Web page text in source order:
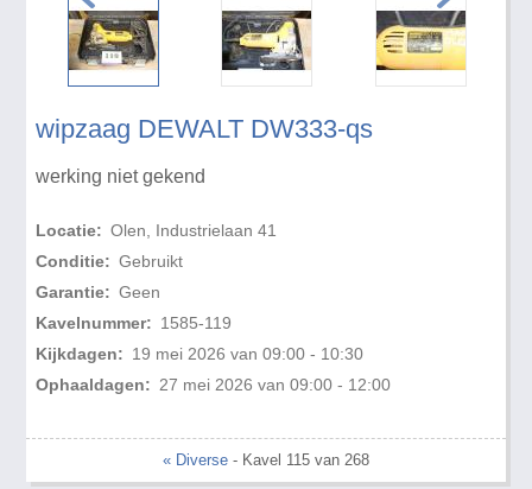
wipzaag DEWALT DW333-qs
werking niet gekend
Locatie: Olen, Industrielaan 41
Conditie: Gebruikt
Garantie: Geen
Kavelnummer: 1585-119
Kijkdagen: 19 mei 2026 van 09:00 - 10:30
Ophaaldagen: 27 mei 2026 van 09:00 - 12:00
« Diverse - Kavel 115 van 268